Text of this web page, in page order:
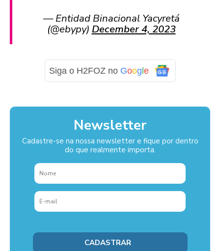
— Entidad Binacional Yacyretá
(@ebypy) December 4, 2023
Siga o H2FOZ no Google
Newsletter
Cadastre-se na nossa newsletter e fique por dentro
do que realmente importa.